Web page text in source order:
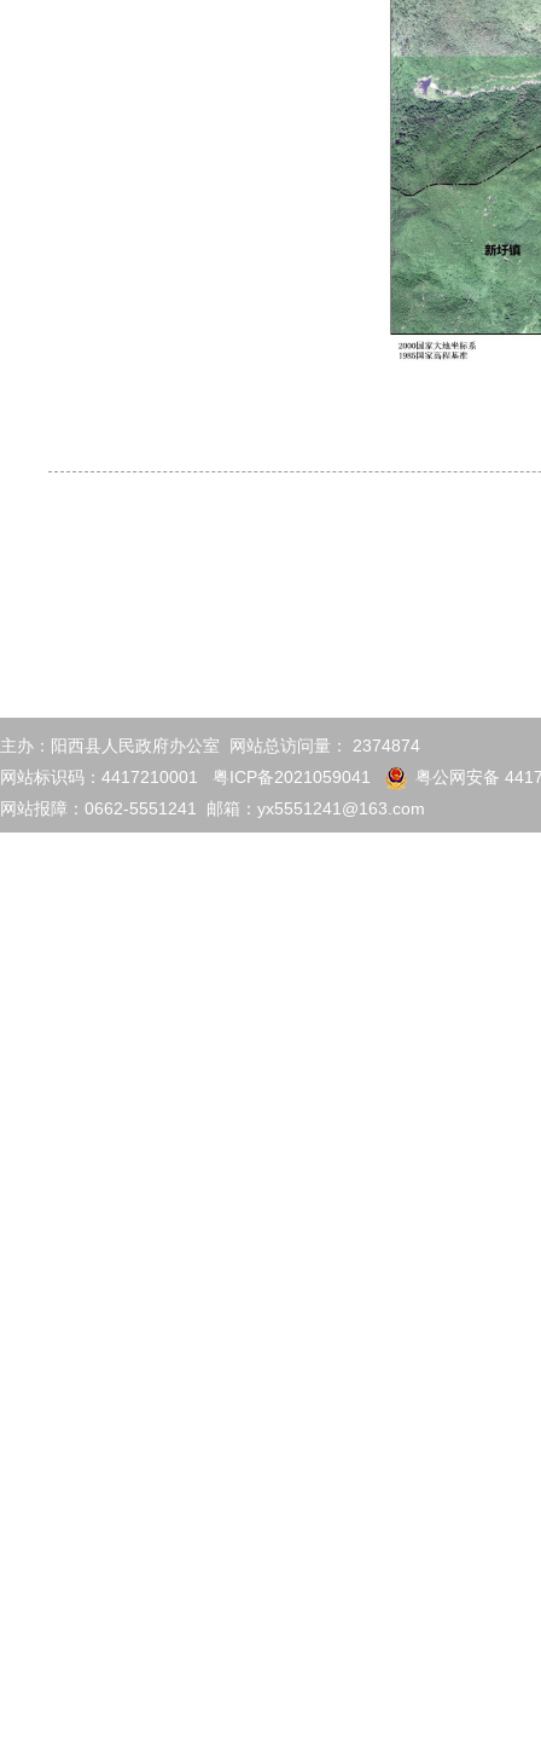
主办：阳西县人民政府办公室 网站总访问量： 2374874
网站标识码：4417210001 粤ICP备2021059041
粤公网安备
网站报障：0662-5551241 邮箱：yx5551241@163.com